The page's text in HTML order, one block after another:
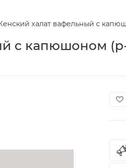
халат вафельный с
с капюшоном